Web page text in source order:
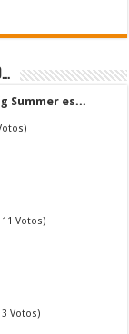
Summer es...
11 Votos)
3 Votos)